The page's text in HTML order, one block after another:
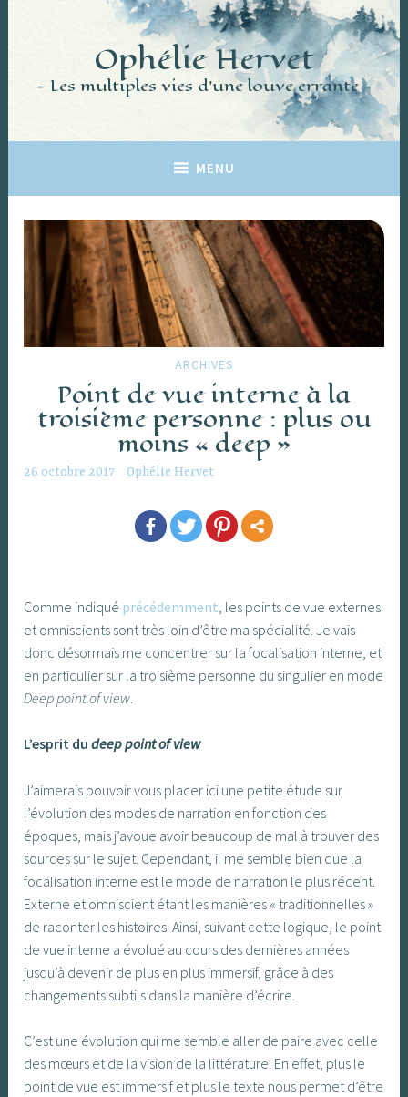
principal
Ophélie Hervet
Les multiples vies d'une louve errante
MENU
ARCHIVES
Point de vue interne à la
troisième personne : plus ou
moins « deep »
26 octobre 2017 Ophélie Hervet
Comme indiqué précédemment , les points de vue externes
et omniscients sont très loin d’être ma spécialité. Je vais
donc désormais me concentrer sur la focalisation interne, et
en particulier sur la troisième personne du singulier en mode
Deep point of view
L’esprit dudeep point of view
J’aimerais pouvoir vous placer ici une petite étude sur
l’évolution des modes de narration en fonction des
époques, mais j’avoue avoir beaucoup de mal à trouver des
sources sur le sujet. Cependant, il me semble bien que la
focalisation interne est le mode de narration le plus récent.
Externe et omniscient étant les manières « traditionnelles »
de raconter les histoires. Ainsi, suivant cette logique, le point
de vue interne a évolué au cours des dernières années
jusqu’à devenir de plus en plus immersif, grâce à des
changements subtils dans la manière d’écrire.
C’est une évolution qui me semble aller de paire avec celle
des mœurs et de la vision de la littérature. En effet, plus le
point de vue est immersif et plus le texte nous permet d’être